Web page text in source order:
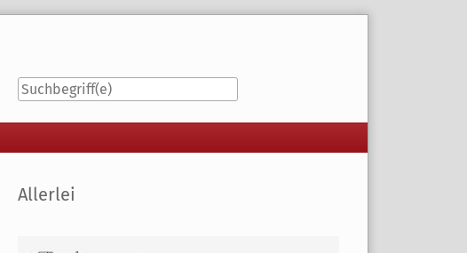
Seitenleiste
Allerlei